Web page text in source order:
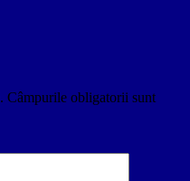
Câmpurile obligatorii sunt